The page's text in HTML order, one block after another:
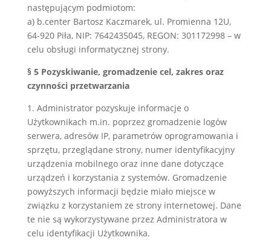
następującym podmiotom:
a) b.center Bartosz Kaczmarek, ul. Promienna 12U,
64-920 Piła, NIP: 7642435045, REGON: 301172998 – w
celu obsługi informatycznej strony.
§ 5 Pozyskiwanie, gromadzenie cel, zakres oraz
czynności przetwarzania
1. Administrator pozyskuje informacje o
Użytkownikach m.in. poprzez gromadzenie logów
serwera, adresów IP, parametrów oprogramowania i
sprzętu, przeglądane strony, numer identyfikacyjny
urządzenia mobilnego oraz inne dane dotyczące
urządzeń i korzystania z systemów. Gromadzenie
powyższych informacji będzie miało miejsce w
związku z korzystaniem ze strony internetowej. Dane
te nie są wykorzystywane przez Administratora w
celu identyfikacji Użytkownika.